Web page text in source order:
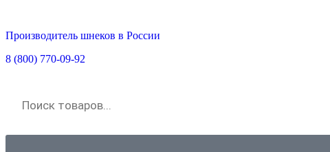
Производитель шнеков в России
8 (800) 770-09-92